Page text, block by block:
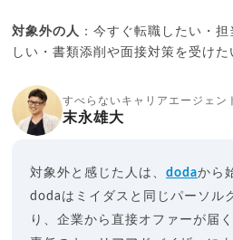
対象外の人
：今すぐ転職したい・
しい・書類添削や面接対策を受けた
すべらないキャリアエージェン
末永雄大
対象外と感じた人は、dodaから
dodaはミイダスと同じパーソル
り、企業から直接オファーが届